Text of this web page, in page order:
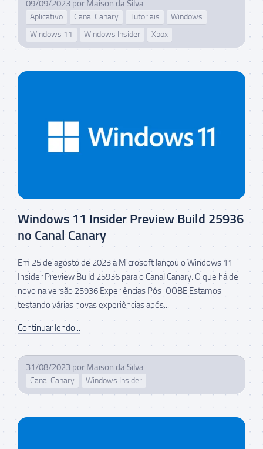
09/09/2023 por Maison da Silva
Aplicativo Canal Canary Tutoriais
Windows
Windows 11
Windows Insider Xbox
Windows 11 Insider Preview Build 25936
no Canal Canary
Em 25 de agosto de 2023 a Microsoft lançou o Windows 11
Insider Preview Build 25936 para o Canal Canary. O que há de
novo na versão 25936 Experiências Pós-OOBE Estamos
testando várias novas experiências após...
Continuar lendo...
31/08/2023 por Maison da Silva
Canal Canary Windows Insider